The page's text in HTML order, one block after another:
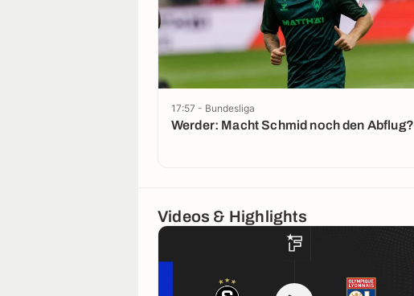
Werder: Macht Schmid noch den Abflug?
17:57 - Bundesliga
Videos & Highlights